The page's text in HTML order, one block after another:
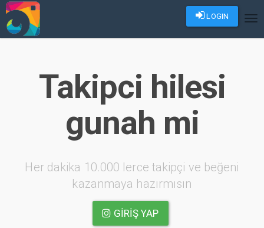
LOGIN
Takipci hilesi
gunah mi
Her dakika 10.000 lerce takipçi ve beğeni
kazanmaya hazırmısın
GIRIŞ YAP